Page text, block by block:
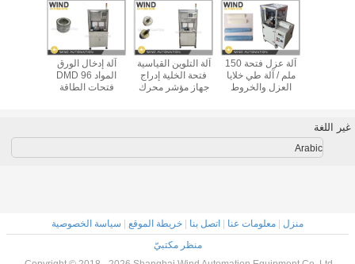
آلة إدخال الورق
المواد DMD 96
فتحات الطاقة
آلة التلوين القياسية
فتحة الخلية إدراج
جهاز مؤشر محرك
آلة عزل فتحة 150
ملم / آلة طي خلايا
العزل والخروط
غير اللغة
Arabic
منزل معلومات عنا اتصل بنا خريطة الموقع
سياسة الخصوصية
منظر مكتبيّ